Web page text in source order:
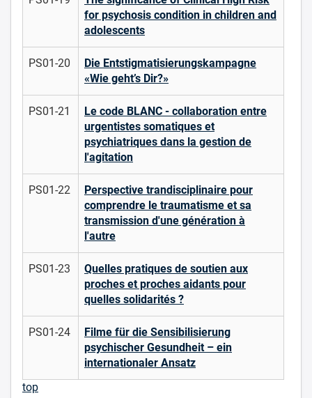
for psychosis condition in children and
adolescents
PS01-20
Die Entstigmatisierungskampagne
«Wie geht’s Dir?»
PS01-21
Le code BLANC - collaboration entre
urgentistes somatiques et
psychiatriques dans la gestion de
l'agitation
PS01-22
Perspective trandisciplinaire pour
comprendre le traumatisme et sa
transmission d'une génération à
l'autre
PS01-23
Quelles pratiques de soutien aux
proches et proches aidants pour
quelles solidarités ?
PS01-24
Filme für die Sensibilisierung
psychischer Gesundheit – ein
internationaler Ansatz
top